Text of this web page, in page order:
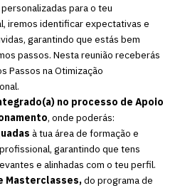
para o teu
iremos identificar expectativas e
garantindo que estás bem
passos. Nesta reunião receberás
Passos na Otimização
no processo de Apoio
, onde poderás:
à tua área de formação e
garantindo que tens
e alinhadas com o teu perfil.
Masterclasses,do programa de